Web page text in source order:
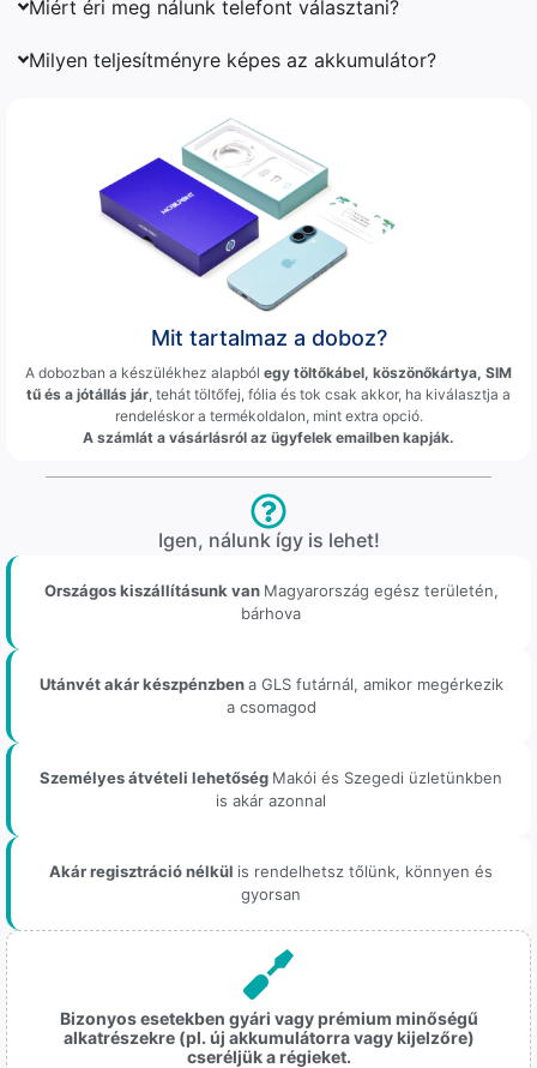
Miért éri meg nálunk telefont választani?
Milyen teljesítményre képes az akkumulátor?
Mit tartalmaz a doboz?
A dobozban a készülékhez alapból egy töltőkábel, köszönőkártya, SIM
tű és a jótállás jár , tehát töltőfej, fólia és tok csak akkor, ha kiválasztja a
rendeléskor a termékoldalon, mint extra opció.
A számlát a vásárlásról az ügyfelek emailben kapják.
Igen, nálunk így is lehet!
Országos kiszállításunk van Magyarország egész területén,
bárhova
Utánvét akár készpénzbena GLS futárnál, amikor megérkezik
a csomagod
Személyes átvételi lehetőség Makói és Szegedi üzletünkben
is akár azonnal
Akár regisztráció nélkül is rendelhetsz tőlünk, könnyen és
gyorsan
Bizonyos esetekben gyári vagy prémium minőségű
alkatrészekre (pl. új akkumulátorra vagy kijelzőre)
cseréljük a régieket.